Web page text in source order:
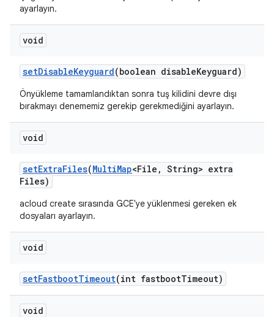
ayarlayın.
void
setDisableKeyguard(boolean disableKeyguard)
Önyükleme tamamlandıktan sonra tuş kilidini devre dışı
bırakmayı denememiz gerekip gerekmediğini ayarlayın.
void
setExtraFiles(MultiMap<File , String> extra
Files)
acloud create sırasında GCE'ye yüklenmesi gereken ek
dosyaları ayarlayın.
void
setFastbootTimeout(int fastbootTimeout)
void